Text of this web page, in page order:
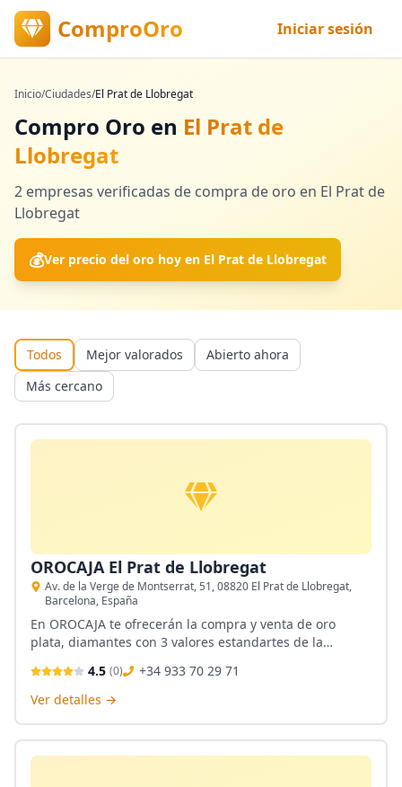
ComproOro Iniciar sesión
Inicio/Ciudades/El Prat de Llobregat
Compro Oro en El Prat de
Llobregat
2 empresas verificadas de compra de oro en El Prat de
Llobregat
💰Ver precio del oro hoy en El Prat de Llobregat
Todos Mejor valorados
Abierto ahora
Más cercano
OROCAJA El Prat de Llobregat
Av. de la Verge de Montserrat, 51, 08820 El Prat de Llobregat,
Barcelona, España
En OROCAJA te ofrecerán la compra y venta de oro
plata, diamantes con 3 valores estandartes de la
sede de El Prat de Llobregat se mantiene a la
vanguardia del mercado joyero de toda España y
4.5 (0)
+34 933 70 29 71
Ver detalles →